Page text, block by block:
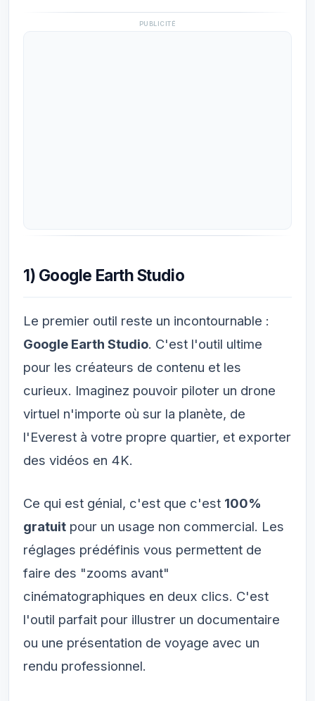
PUBLICITÉ
1) Google Earth Studio
Le premier outil reste un incontournable :
Google Earth Studio. C'est l'outil ultime
pour les créateurs de contenu et les
curieux. Imaginez pouvoir piloter un drone
virtuel n'importe où sur la planète, de
l'Everest à votre propre quartier, et exporter
des vidéos en 4K.
Ce qui est génial, c'est que c'est 100%
gratuit pour un usage non commercial. Les
réglages prédéfinis vous permettent de
faire des "zooms avant"
cinématographiques en deux clics. C'est
l'outil parfait pour illustrer un documentaire
ou une présentation de voyage avec un
rendu professionnel.